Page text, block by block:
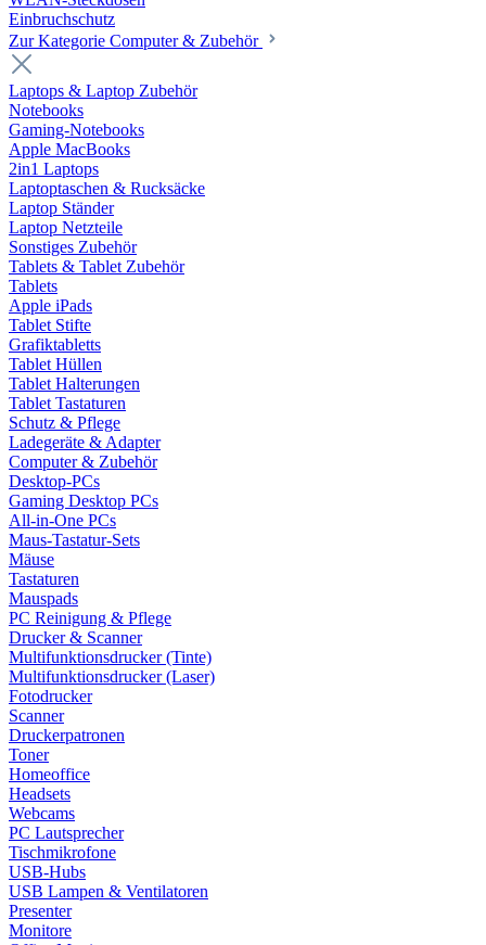
Einbruchschutz
Zur Kategorie Computer & Zubehör
Laptops & Laptop Zubehör
Notebooks
Gaming-Notebooks
Apple MacBooks
2in1 Laptops
Laptoptaschen & Rucksäcke
Laptop Ständer
Laptop Netzteile
Sonstiges Zubehör
Tablets & Tablet Zubehör
Tablets
Apple iPads
Tablet Stifte
Grafiktabletts
Tablet Hüllen
Tablet Halterungen
Tablet Tastaturen
Schutz & Pflege
Ladegeräte & Adapter
Computer & Zubehör
Desktop-PCs
Gaming Desktop PCs
All-in-One PCs
Maus-Tastatur-Sets
Mäuse
Tastaturen
Mauspads
PC Reinigung & Pflege
Drucker & Scanner
Multifunktionsdrucker (Tinte)
Multifunktionsdrucker (Laser)
Fotodrucker
Scanner
Druckerpatronen
Toner
Homeoffice
Headsets
Webcams
PC Lautsprecher
Tischmikrofone
USB-Hubs
USB Lampen & Ventilatoren
Presenter
Monitore